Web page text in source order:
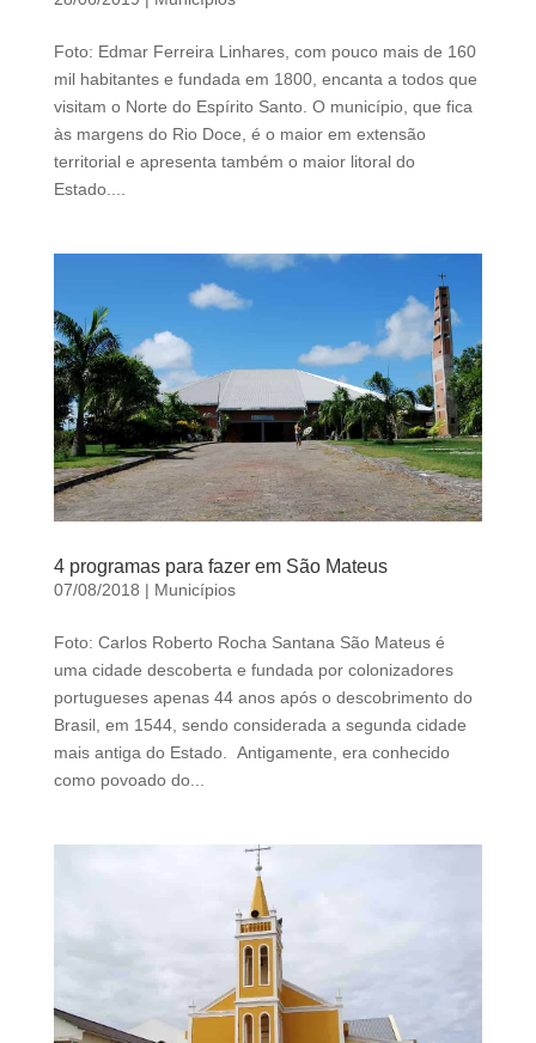
Foto: Edmar Ferreira Linhares, com pouco mais de 160
mil habitantes e fundada em 1800, encanta a todos que
visitam o Norte do Espírito Santo. O município, que fica
às margens do Rio Doce, é o maior em extensão
territorial e apresenta também o maior litoral do
Estado....
4 programas para fazer em São Mateus
07/08/2018 | Municípios
Foto: Carlos Roberto Rocha Santana São Mateus é
uma cidade descoberta e fundada por colonizadores
portugueses apenas 44 anos após o descobrimento do
Brasil, em 1544, sendo considerada a segunda cidade
mais antiga do Estado. Antigamente, era conhecido
como povoado do...